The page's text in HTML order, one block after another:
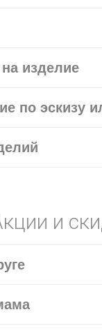
изделие
по эскизу
и